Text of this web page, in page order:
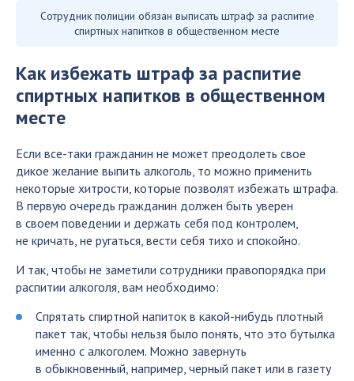
Сотрудник полиции обязан выписать штраф за распитие
спиртных напитков в общественном месте
Как избежать штраф за распитие
спиртных напитков в общественном
месте
Если все-таки гражданин не может преодолеть свое
дикое желание выпить алкоголь, то можно применить
некоторые хитрости, которые позволят избежать штрафа.
В первую очередь гражданин должен быть уверен
в своем поведении и держать себя под контролем,
не кричать, не ругаться, вести себя тихо и спокойно.
И так, чтобы не заметили сотрудники правопорядка при
распитии алкоголя, вам необходимо:
Спрятать спиртной напиток в какой-нибудь плотный
пакет так, чтобы нельзя было понять, что это бутылка
именно с алкоголем. Можно завернуть
в обыкновенный, например, черный пакет или в газету